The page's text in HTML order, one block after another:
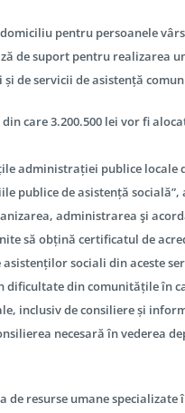
pentru persoanele
de suport pentru
de servicii de asistență
care 3.200.500 lei vor fi
administrației publice
publice de asistență
administrarea şi
să obțină certificatul de
sociali din aceste
dificultate din comunitățile în
inclusiv de consiliere și
necesară în vederea
de resurse umane